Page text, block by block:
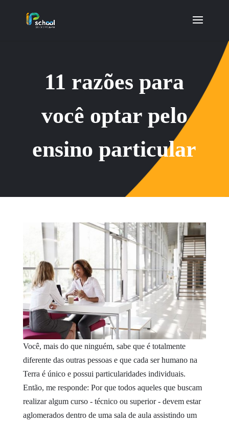
11 razões para
você optar pelo
ensino particular
Você, mais do que ninguém, sabe que é totalmente
diferente das outras pessoas e que cada ser humano na
Terra é único e possui particularidades individuais.
Então, me responde: Por que todos aqueles que buscam
realizar algum curso - técnico ou superior - devem estar
aglomerados dentro de uma sala de aula assistindo um